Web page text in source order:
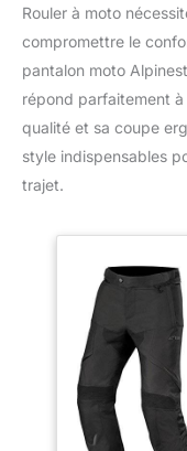
Rouler à moto
compromettre le
pantalon moto
répond parfaitement
qualité et sa coupe
style indispensables
trajet.